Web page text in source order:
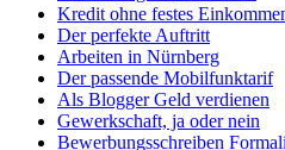
Kredit ohne festes
Der perfekte Auftritt
Arbeiten in Nürnberg
Der passende Mobilfunktarif
Als Blogger Geld verdienen
Gewerkschaft, ja oder nein
Bewerbungsschreiben